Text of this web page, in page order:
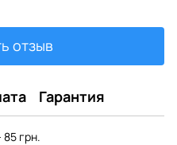
отзыв
Гарантия
грн.